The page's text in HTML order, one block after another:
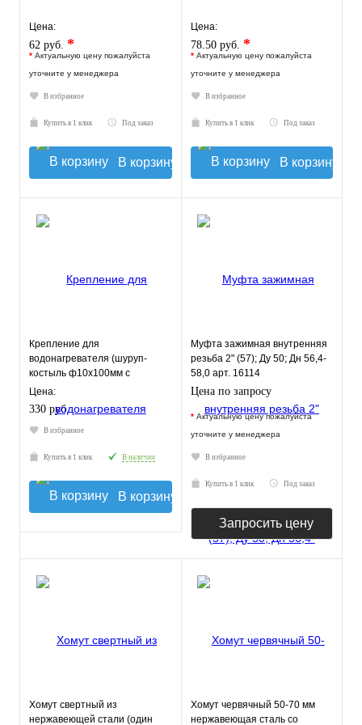
Цена:
62 руб. *
* Актуальную цену пожалуйста
уточните у менеджера
В избранное
Купить в 1 клик Под заказ
В корзину
Цена:
78.50 руб. *
* Актуальную цену пожалуйста
уточните у менеджера
В избранное
Купить в 1 клик Под заказ
В корзину
Крепление для
водонагревателя (шуруп-
костыль ф10х100мм с
дюбелем компл 2шт) МР
Цена:
330 руб.
В избранное
Купить в 1 клик В наличии
В корзину
Муфта зажимная внутренняя
резьба 2" (57); Ду 50; Дн 56,4-
58,0 арт. 16114
Цена по запросу
* Актуальную цену пожалуйста
уточните у менеджера
В избранное
Купить в 1 клик Под заказ
Запросить цену
Хомут свертный из
нержавеющей стали (один
Хомут червячный 50-70 мм
нержавеющая сталь со